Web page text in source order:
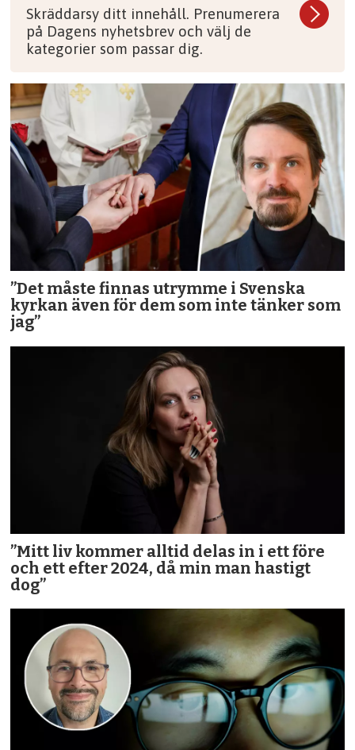
Skräddarsy ditt innehåll. Prenumerera
på Dagens nyhetsbrev och välj de
kategorier som passar dig.
”Det måste finnas utrymme i Svenska
kyrkan även för dem som inte tänker som
jag”
”Mitt liv kommer alltid delas in i ett före
och ett efter 2024, då min man hastigt
dog”